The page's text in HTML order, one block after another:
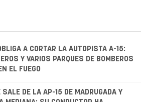
A CORTAR LA AUTOPISTA A-15:
Y VARIOS PARQUES DE BOMBEROS
EL FUEGO
SALE DE LA AP-15 DE MADRUGADA Y